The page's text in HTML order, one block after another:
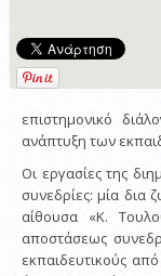
επιστημονικό
ανάπτυξη των
Οι εργασίες της
συνεδρίες: μία δια
αίθουσα «Κ.
αποστάσεως
εκπαιδευτικούς